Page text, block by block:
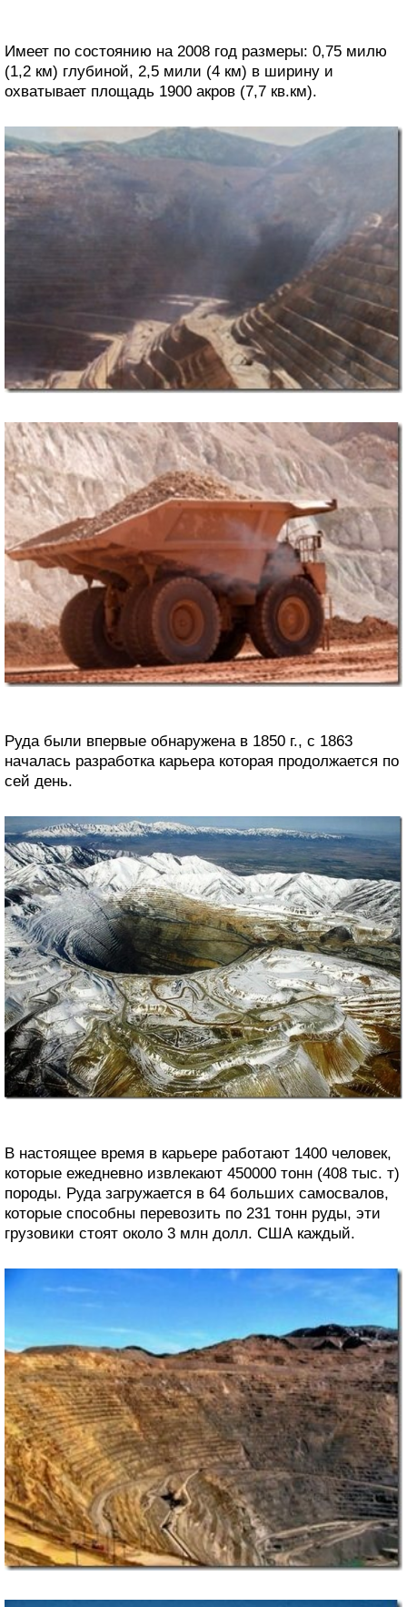
Имеет по состоянию на 2008 год размеры: 0,75 милю
(1,2 км) глубиной, 2,5 мили (4 км) в ширину и
охватывает площадь 1900 акров (7,7 кв.км).
Руда были впервые обнаружена в 1850 г., с 1863
началась разработка карьера которая продолжается по
сей день.
В настоящее время в карьере работают 1400 человек,
которые ежедневно извлекают 450000 тонн (408 тыс. т)
породы. Руда загружается в 64 больших самосвалов,
которые способны перевозить по 231 тонн руды, эти
грузовики стоят около 3 млн долл. США каждый.